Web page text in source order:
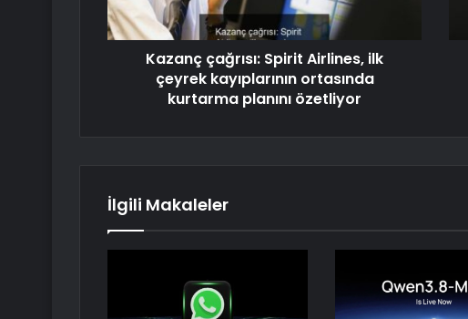
Kazanç çağrısı: Spirit Airlines, ilk
çeyrek kayıplarının ortasında
kurtarma planını özetliyor
İlgili Makaleler